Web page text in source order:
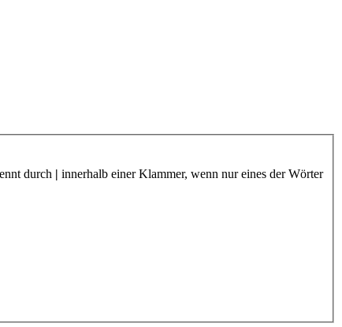
durch | innerhalb einer Klammer, wenn nur eines der Wörter